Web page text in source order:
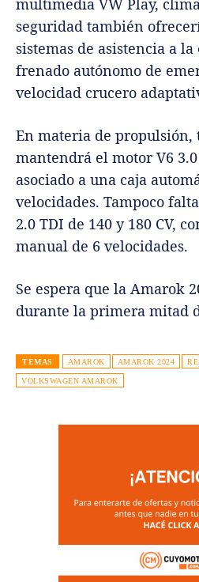
multimedia VW Play,
seguridad también
sistemas de asistencia a
frenado autónomo de
velocidad crucero
En materia de propulsión,
mantendrá el motor V6 3.0
asociado a una caja
velocidades. Tampoco
2.0 TDI de 140 y 180 CV,
manual de 6 velocidades.
Se espera que la Amarok
durante la primera mitad
TEMAS AMAROK AMAROK 2024
VOLKSWAGEN AMAROK